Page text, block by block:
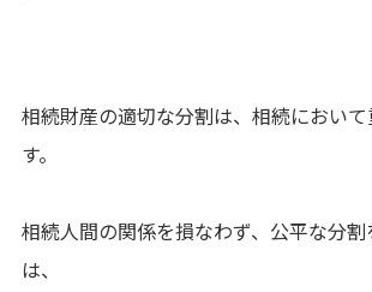
相続財産の適切な分割は、相続におい
す。
相続人間の関係を損なわず、公平な分
は、